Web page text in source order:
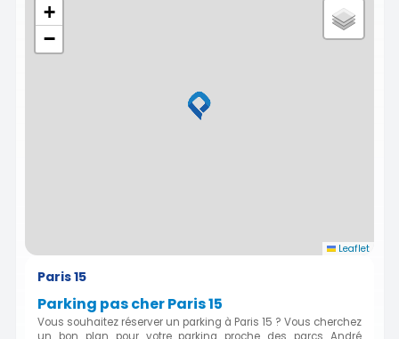
+
−
Leaflet
Paris 15
Parking pas cher Paris 15
Vous souhaitez réserver un parking à Paris 15 ? Vous cherchez